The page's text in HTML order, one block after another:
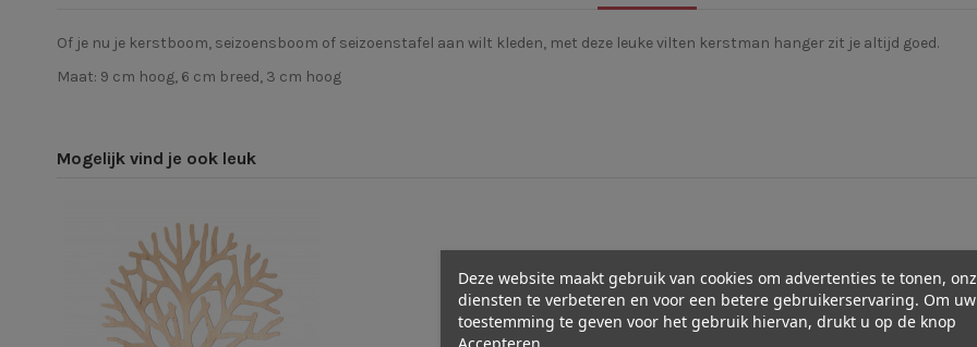
Of je nu je kerstboom, seizoensboom of seizoenstafel aan wilt kleden, met deze leuke vilten kerstman hanger zit je altijd goed.
Maat: 9 cm hoog, 6 cm breed, 3 cm hoog
Mogelijk vind je ook leuk
Deze website maakt gebruik van cookies om advertenties te tonen,
diensten te verbeteren en voor een betere gebruikerservaring. Om uw
toestemming te geven voor het gebruik hiervan, drukt u op de knop
Accepteren.